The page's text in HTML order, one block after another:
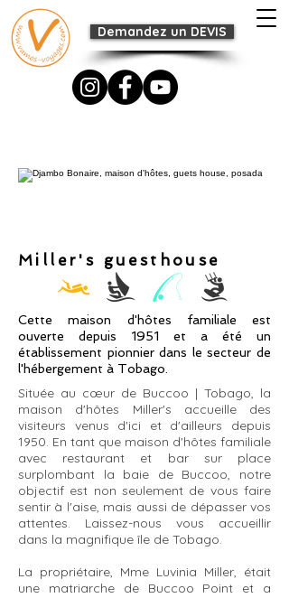
Demandez un DEVIS
Miller's guesthouse
Cette maison d'hôtes familiale est
ouverte depuis 1951 et a été un
établissement pionnier dans le secteur de
l'hébergement à Tobago.
Située au cœur de Buccoo | Tobago, la
maison d'hôtes Miller's accueille des
visiteurs venus d'ici et d'ailleurs depuis
1950. En tant que maison d'hôtes familiale
avec restaurant et bar sur place
surplombant la baie de Buccoo, notre
objectif est non seulement de vous faire
sentir à l'aise, mais aussi de dépasser vos
attentes. Laissez-nous vous accueillir
dans la magnifique île de Tobago.
La propriétaire, Mme Luvinia Miller, était
une matriarche de Buccoo Point et a